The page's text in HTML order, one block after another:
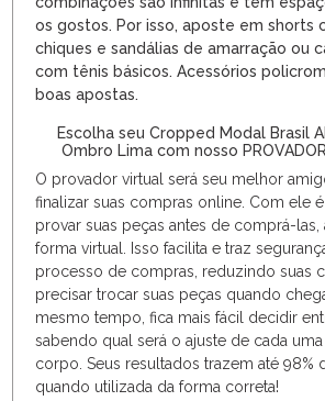
os gostos. Por isso, aposte em shorts
chiques e sandálias de amarração ou
com tênis básicos. Acessórios
boas apostas.
Escolha seu Cropped Modal Brasil
Ombro Lima com nosso
O provador virtual será seu melhor
finalizar suas compras online. Com ele
provar suas peças antes de comprá-las,
forma virtual. Isso facilita e traz
processo de compras, reduzindo suas
precisar trocar suas peças quando
mesmo tempo, fica mais fácil decidir
sabendo qual será o ajuste de cada
corpo. Seus resultados trazem até 98%
quando utilizada da forma correta!